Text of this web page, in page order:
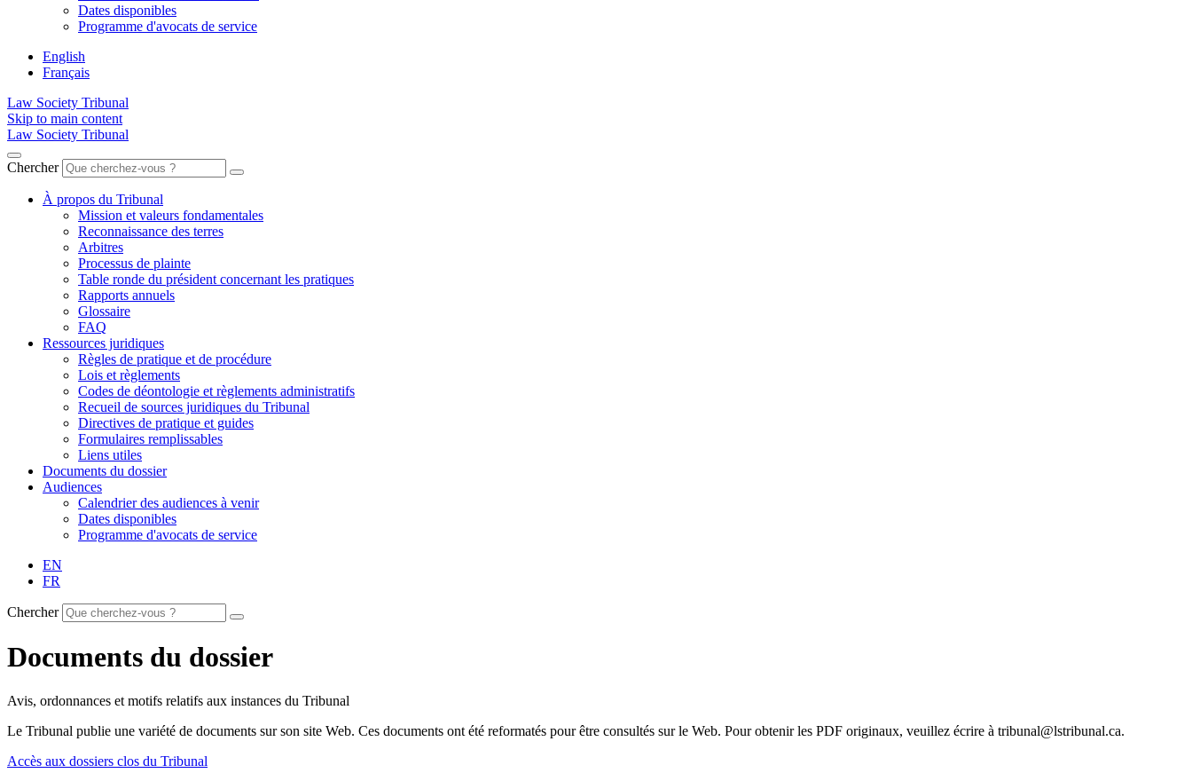
Dates disponibles
Programme d'avocats de service
English
Français
Law Society Tribunal
Skip to main content
Law Society Tribunal
Chercher
À propos du Tribunal
Mission et valeurs fondamentales
Reconnaissance des terres
Arbitres
Processus de plainte
Table ronde du président concernant les pratiques
Rapports annuels
Glossaire
FAQ
Ressources juridiques
Règles de pratique et de procédure
Lois et règlements
Codes de déontologie et règlements administratifs
Recueil de sources juridiques du Tribunal
Directives de pratique et guides
Formulaires remplissables
Liens utiles
Documents du dossier
Audiences
Calendrier des audiences à venir
Dates disponibles
Programme d'avocats de service
EN
FR
Chercher
Documents du dossier
Avis, ordonnances et motifs relatifs aux instances du Tribunal
Le Tribunal publie une variété de documents sur son site Web. Ces documents ont été reformatés pour être consultés sur le Web. Pour obtenir les PDF originaux, veuillez écrire à tribunal@lstribunal.ca.
Accès aux dossiers clos du Tribunal